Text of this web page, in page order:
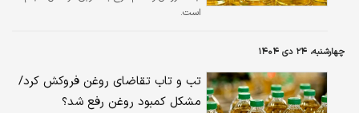
است.
چهارشنبه، ۲۴ دی ۱۴۰۴
تب و تاب تقاضای روغن فروکش کرد/
مشکل کمبود روغن رفع شد؟